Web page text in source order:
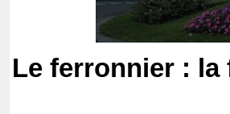
Le ferronnier : la